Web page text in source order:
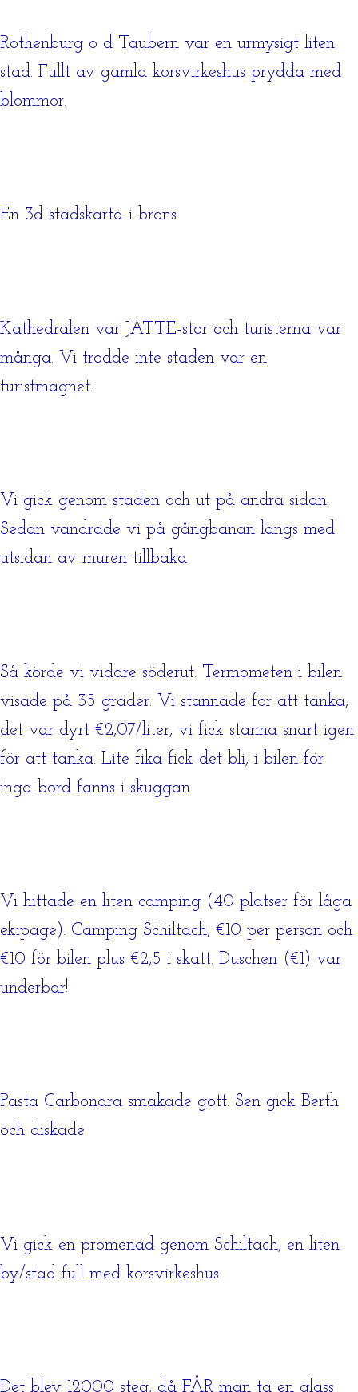
Rothenburg o d Taubern var en urmysigt liten
stad. Fullt av gamla korsvirkeshus prydda med
blommor.
En 3d stadskarta i brons
Kathedralen var JÄTTE-stor och turisterna var
många. Vi trodde inte staden var en
turistmagnet.
Vi gick genom staden och ut på andra sidan.
Sedan vandrade vi på gångbanan längs med
utsidan av muren tillbaka
Så körde vi vidare söderut. Termometen i bilen
visade på 35 grader. Vi stannade för att tanka,
det var dyrt €2,07/liter, vi fick stanna snart igen
för att tanka. Lite fika fick det bli, i bilen för
inga bord fanns i skuggan.
Vi hittade en liten camping (40 platser för låga
ekipage). Camping Schiltach, €10 per person och
€10 för bilen plus €2,5 i skatt. Duschen (€1) var
underbar!
Pasta Carbonara smakade gott. Sen gick Berth
och diskade
Vi gick en promenad genom Schiltach, en liten
by/stad full med korsvirkeshus
Det blev 12000 steg, då FÅR man ta en glass